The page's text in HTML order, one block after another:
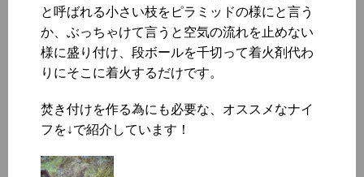
と呼ばれる小さい枝をピラミッドの様にと言う
か、ぶっちゃけて言うと空気の流れを止めない
様に盛り付け、段ボールを千切って着火剤代わ
りにそこに着火するだけです。
焚き付けを作る為にも必要な、オススメなナイ
フを↓で紹介しています！